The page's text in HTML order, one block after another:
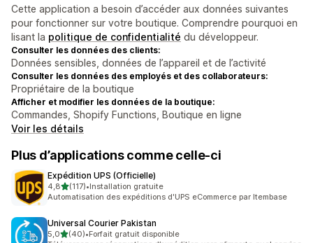
Cette application a besoin d’accéder aux données suivantes
pour fonctionner sur votre boutique. Comprendre pourquoi en
lisant la politique de confidentialité du développeur.
Consulter les données des clients:
Données sensibles, données de l’appareil et de l’activité
Consulter les données des employés et des collaborateurs:
Propriétaire de la boutique
Afficher et modifier les données de la boutique:
Commandes, Shopify Functions, Boutique en ligne
Voir les détails
Plus d’applications comme celle-ci
Expédition UPS (Officielle)
4,8étoile(s) sur 5
(117)
117 avis au total
•Installation gratuite
Automatisation des expéditions d'UPS eCommerce par Itembase
Universal Courier Pakistan
5,0étoile(s) sur 5
(40)
40 avis au total
•Forfait gratuit disponible